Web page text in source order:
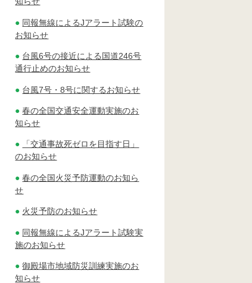
同報無線によるJアラート試験の
お知らせ
台風6号の接近による国道246号
通行止めのお知らせ
台風7号・8号に関するお知らせ
春の全国交通安全運動実施のお
知らせ
「交通事故死ゼロを目指す日」
のお知らせ
春の全国火災予防運動のお知ら
せ
火災予防のお知らせ
同報無線によるJアラート試験実
施のお知らせ
御殿場市地域防災訓練実施のお
知らせ